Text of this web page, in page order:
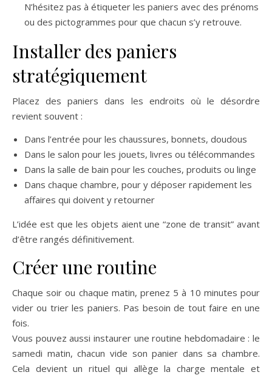
N’hésitez pas à étiqueter les paniers avec des prénoms
ou des pictogrammes pour que chacun s’y retrouve.
Installer des paniers
stratégiquement
Placez des paniers dans les endroits où le désordre
revient souvent :
Dans l’entrée pour les chaussures, bonnets, doudous
Dans le salon pour les jouets, livres ou télécommandes
Dans la salle de bain pour les couches, produits ou linge
Dans chaque chambre, pour y déposer rapidement les
affaires qui doivent y retourner
L’idée est que les objets aient une “zone de transit” avant
d’être rangés définitivement.
Créer une routine
Chaque soir ou chaque matin, prenez 5 à 10 minutes pour
vider ou trier les paniers. Pas besoin de tout faire en une
fois.
Vous pouvez aussi instaurer une routine hebdomadaire : le
samedi matin, chacun vide son panier dans sa chambre.
Cela devient un rituel qui allège la charge mentale et